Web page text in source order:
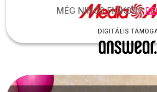
GYAKRAN ISMÉTELT
JOY.HU
MAGAZIN ELŐFIZETÉS
DIGITÁLIS
MÉG NINCS FIÓKOD?